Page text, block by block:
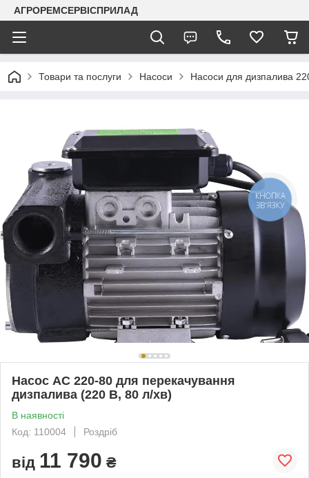
АГРОРЕМСЕРВІСПРИЛАД
Товари та послуги Насоси Насоси для дизпалива
Насос AC 220-80 для перекачування
дизпалива (220 В, 80 л/хв)
В наявності
Код: 110004
Роздріб
від 11 790 ₴
КНОПКА
ЗВ'ЯЗКУ